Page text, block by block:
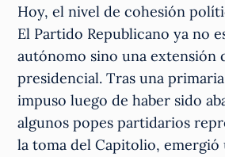
Hoy, el nivel de cohesión
El Partido Republicano ya no
autónomo sino una extensión
presidencial. Tras una
impuso luego de haber sido
algunos popes partidarios
la toma del Capitolio, emergió